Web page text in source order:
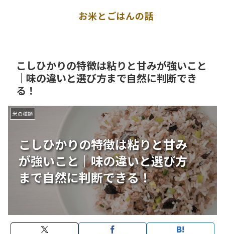
お米とごはんの話
こしひかりの特徴は粘りと甘みが強いこと
｜味の違いと選び方まで自然に判断でき
る！
こしひかりの特徴は粘りと甘み
が強いこと｜味の違いと選び方
まで自然に判断できる！
米の種類